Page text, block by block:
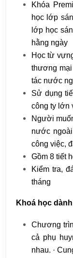
Khóa
học lớp
lớp học
hằng ngày
Học từ
thương
tác nước
Sử dụng
công ty lớn
Người
nước
công việc,
Gồm 8 tiết
Kiểm tra,
tháng
Khoá học
Chương
cả phụ
nhau. ·